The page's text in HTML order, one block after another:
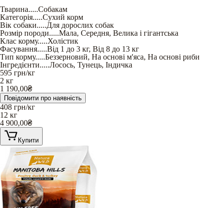
Тварина.....Собакам
Категорія.....Сухий корм
Вік собаки.....Для дорослих собак
Розмір породи.....Мала, Середня, Велика і гігантська
Клас корму.....Холістик
Фасування.....Від 1 до 3 кг, Від 8 до 13 кг
Тип корму.....Беззерновий, На основі м'яса, На основі риби
Інгредієнти.....Лосось, Тунець, Індичка
595 грн/кг
2 кг
1 190,00₴
Повідомити про наявність
408 грн/кг
12 кг
4 900,00₴
Купити